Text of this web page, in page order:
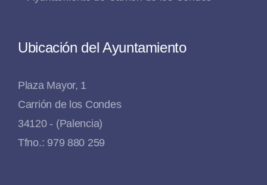
Ubicación del Ayuntamiento
Plaza Mayor, 1
Carrión de los Condes
34120 - (Palencia)
Tfno.: 979 880 259